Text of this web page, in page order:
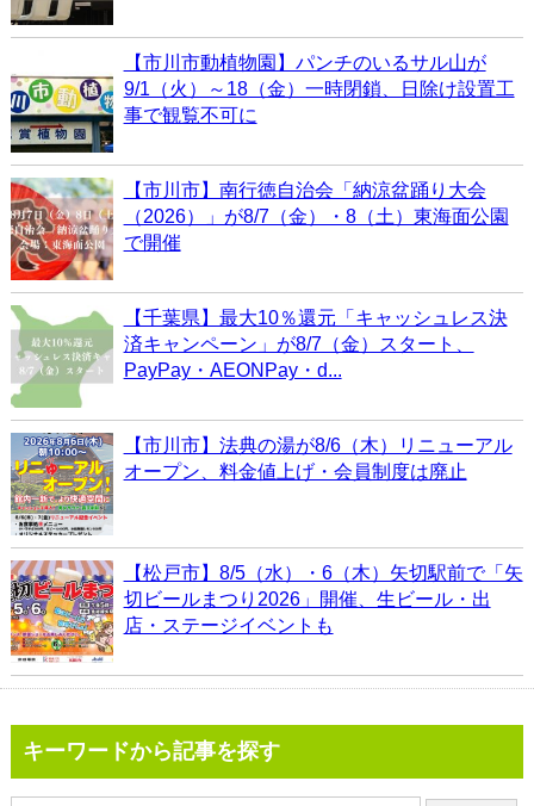
【市川市動植物園】パンチのいるサル山が
9/1（火）～18（金）一時閉鎖、日除け設置工
事で観覧不可に
【市川市】南行徳自治会「納涼盆踊り大会
（2026）」が8/7（金）・8（土）東海面公園
で開催
【千葉県】最大10％還元「キャッシュレス決
済キャンペーン」が8/7（金）スタート、
PayPay・AEONPay・d...
【市川市】法典の湯が8/6（木）リニューアル
オープン、料金値上げ・会員制度は廃止
【松戸市】8/5（水）・6（木）矢切駅前で「矢
切ビールまつり2026」開催、生ビール・出
店・ステージイベントも
キーワードから記事を探す